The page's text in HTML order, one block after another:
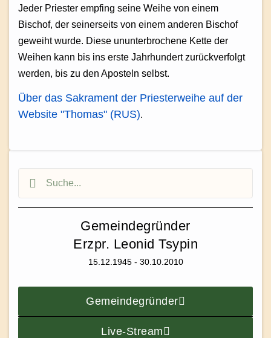
Gemeindegründer
Erzpr. Leonid Tsypin
15.12.1945 - 30.10.2010
Gemeindegründer
Live-Stream
Jeder Priester empfing seine Weihe von einem
Bischof, der seinerseits von einem anderen Bischof
geweiht wurde. Diese ununterbrochene Kette der
Weihen kann bis ins erste Jahrhundert zurückverfolgt
werden, bis zu den Aposteln selbst.
Über das Sakrament der Priesterweihe auf der
Website "Thomas" (RUS).